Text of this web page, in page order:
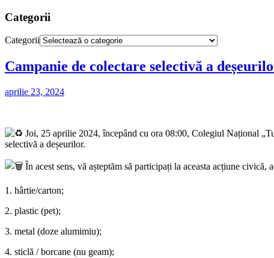
Categorii
Categorii
Campanie de colectare selectivă a
aprilie 23, 2024
Joi, 25 aprilie 2024, începând cu ora 08:00, Colegiul Național
selectivă a deșeurilor.
În acest sens, vă așteptăm să participați la aceasta acțiune civică,
1. hârtie/carton;
2. plastic (pet);
3. metal (doze alumimiu);
4. sticlă / borcane (nu geam);